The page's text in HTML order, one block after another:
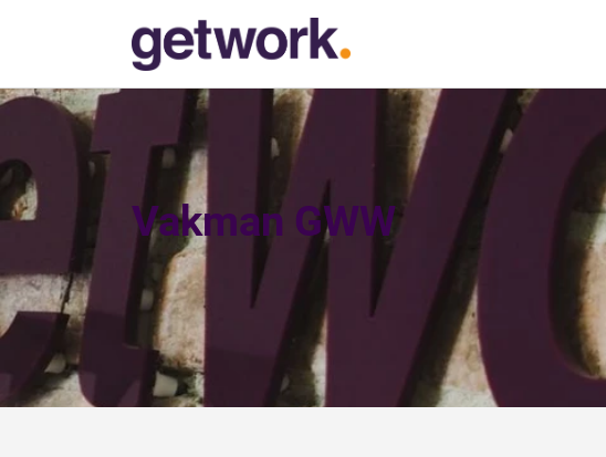
Vakman GWW